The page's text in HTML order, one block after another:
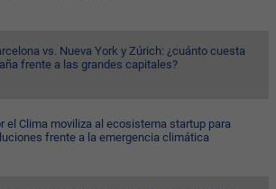
vs. Nueva York y Zúrich: ¿cuánto cuesta
frente a las grandes capitales?
el Clima moviliza al ecosistema startup para
frente a la emergencia climática